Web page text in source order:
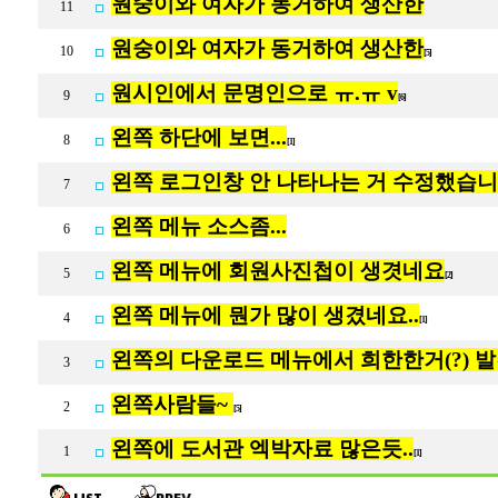
11
10 원숭이와 여자가 동거하여 생산한[5]
9 원시인에서 문명인으로 ㅠ.ㅠ v[6]
8 왼쪽 하단에 보면... [1]
7 왼쪽 로그인창 안 나타나는 거 수정했습
6 왼쪽 메뉴 소스좀...
5 왼쪽 메뉴에 회원사진첩이 생겻네요 [2]
4 왼쪽 메뉴에 뭔가 많이 생겼네요.. [1]
3 왼쪽의 다운로드 메뉴에서 희한한거(?) 발
2 왼쪽사람들~ [5]
1 왼쪽에 도서관 엑박자료 많은듯.. [1]